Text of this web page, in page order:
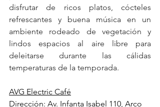
disfrutar de ricos platos, cócteles
refrescantes y buena música en un
ambiente rodeado de vegetación y
lindos espacios al aire libre para
deleitarse durante las cálidas
temperaturas de la temporada.
AVG Electric Café
Dirección: Av. Infanta Isabel 110, Arco